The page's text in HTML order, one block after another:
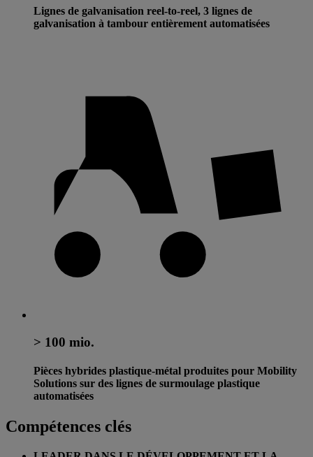
Lignes de galvanisation reel-to-reel, 3 lignes de
galvanisation à tambour entièrement automatisées
> 100 mio.
Pièces hybrides plastique-métal produites pour Mobility
Solutions sur des lignes de surmoulage plastique
automatisées
Compétences clés